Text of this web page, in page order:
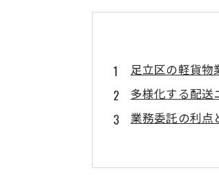
足立区の軽貨物
多様化する配送
業務委託の利点
柔軟性と効率
足立区の市場環